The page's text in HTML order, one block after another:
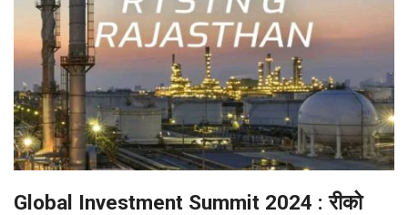
Global Investment Summit 2024 : रीको